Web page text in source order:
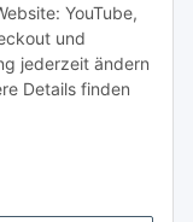
YouTube,
und
jederzeit ändern
Details finden